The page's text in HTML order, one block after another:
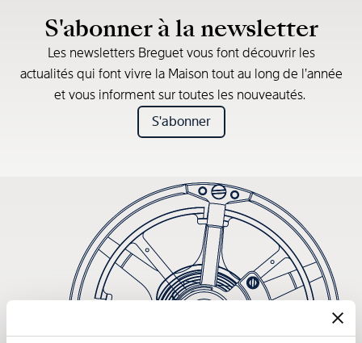
S'abonner à la newsletter
Les newsletters Breguet vous font découvrir les
actualités qui font vivre la Maison tout au long de l’année
et vous informent sur toutes les nouveautés.
S'abonner